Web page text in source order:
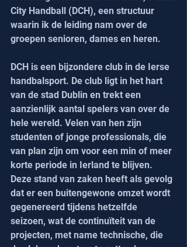
City Handball (DCH), een structuur
waarin ik de leiding nam over de
groepen senioren, dames en heren.
DCH is een bijzondere club in de Ierse
handbalsport. De club ligt in het hart
van de stad Dublin en trekt een
aanzienlijk aantal spelers van over de
hele wereld. Velen van hen zijn
studenten of jonge professionals, die
van plan zijn om voor een min of meer
korte periode in Ierland te blijven.
Deze stand van zaken heeft als gevolg
dat er een buitengewone omzet wordt
gegenereerd tijdens hetzelfde
seizoen, wat de continuïteit van de
projecten, met name technische, die